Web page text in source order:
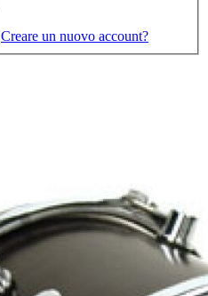
Creare un nuovo account?